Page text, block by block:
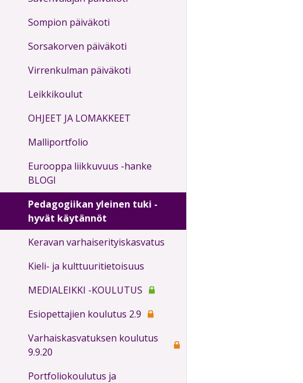
Sompion päiväkoti
Sorsakorven päiväkoti
Virrenkulman päiväkoti
Leikkikoulut
OHJEET JA LOMAKKEET
Malliportfolio
Eurooppa liikkuvuus -hanke
BLOGI
Pedagogiikan yleinen tuki -
hyvät käytännöt
Keravan varhaiserityiskasvatus
Kieli- ja kulttuuritietoisuus
MEDIALEIKKI -KOULUTUS
Esiopettajien koulutus 2.9
Varhaiskasvatuksen koulutus
9.9.20
Portfoliokoulutus ja